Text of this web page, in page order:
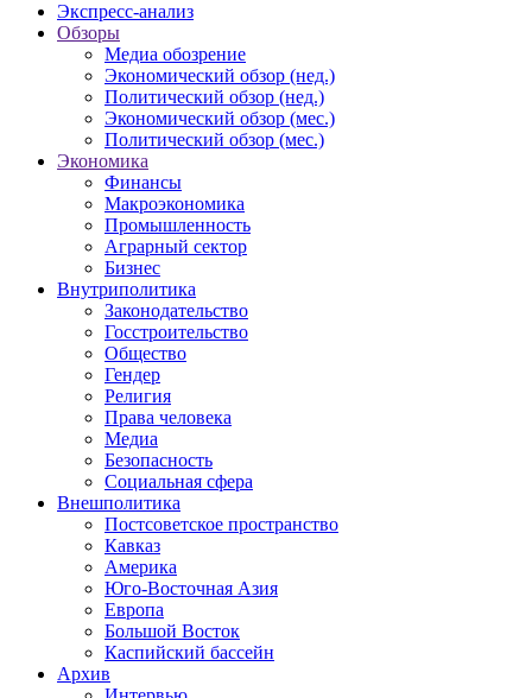
Экспресс-анализ
Обзоры
Медиа обозрение
Экономический обзор (нед.)
Политический обзор (нед.)
Экономический обзор (мес.)
Политический обзор (мес.)
Экономика
Финансы
Макроэкономика
Промышленность
Аграрный сектор
Бизнес
Внутриполитика
Законодательство
Госстроительство
Общество
Гендер
Религия
Права человека
Медиа
Безопасность
Социальная сфера
Внешполитика
Постсоветское пространство
Кавказ
Америка
Юго-Восточная Азия
Европа
Большой Восток
Каспийский бассейн
Архив